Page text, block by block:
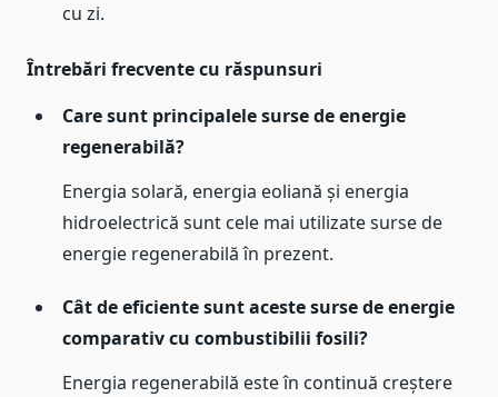
cu zi.
Întrebări frecvente cu răspunsuri
Care sunt principalele surse de energie
regenerabilă?
Energia solară, energia eoliană și energia
hidroelectrică sunt cele mai utilizate surse de
energie regenerabilă în prezent.
Cât de eficiente sunt aceste surse de energie
comparativ cu combustibilii fosili?
Energia regenerabilă este în continuă creștere